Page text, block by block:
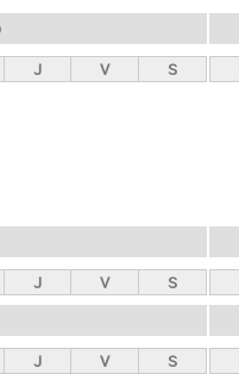
J V S
J V S
J V S